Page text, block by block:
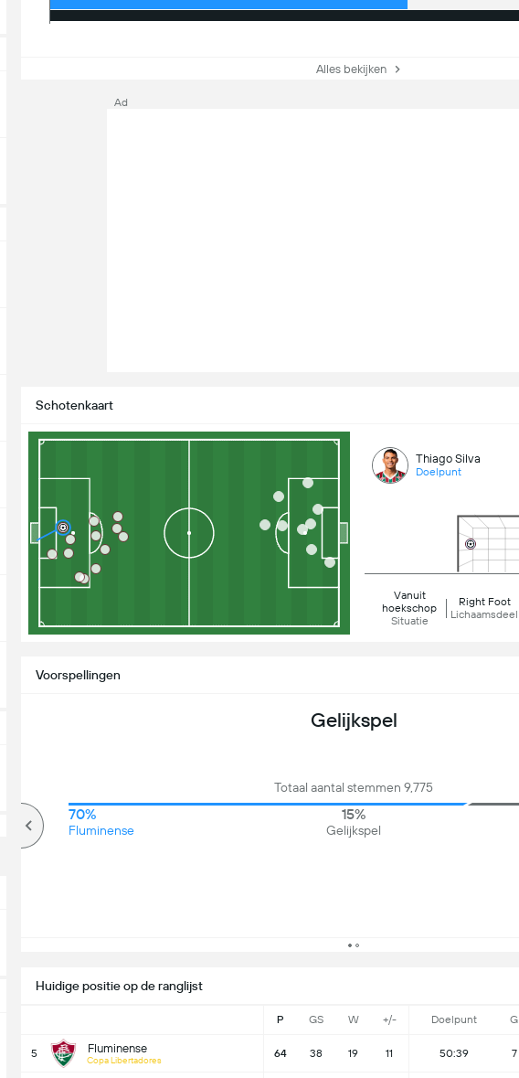
Alles bekijken
Schotenkaart
Thiago Silva
Doelpunt
Vanuit
hoekschop
Situatie
Right Foot
Lichaamsdeel
Huidige positie op de ranglijst
P GS W +/- Doelpunt G
5 Fluminense
Copa Libertadores
64 38 19 11 50:39 7
Voorspellingen
Gelijkspel
Totaal aantal stemmen 9,775
70%
Fluminense
15%
Gelijkspel
Ad